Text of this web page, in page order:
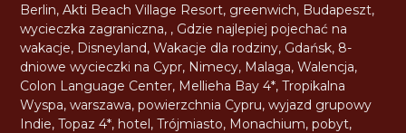
Berlin,Akti Beach Village Resort, greenwich, Budapeszt,
wycieczka zagraniczna, , Gdzie najlepiej pojechać na
wakacje, Disneyland,Wakacje dla rodziny, Gdańsk, 8-
dniowe wycieczki na Cypr, Nimecy, Malaga,Walencja,
Colon Language Center, Mellieha Bay 4*,Tropikalna
Wyspa,warszawa,powierzchnia Cypru,wyjazd grupowy
Indie,Topaz 4*, hotel,Trójmiasto, Monachium,pobyt,